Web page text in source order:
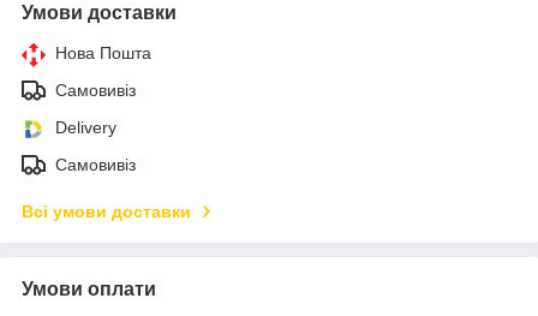
Умови доставки
Нова Пошта
Самовивіз
Delivery
Самовивіз
Всі умови доставки
Умови оплати